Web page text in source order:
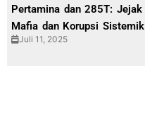
Pertamina dan 285T: Jejak
Mafia dan Korupsi Sistemik
Juli 11, 2025